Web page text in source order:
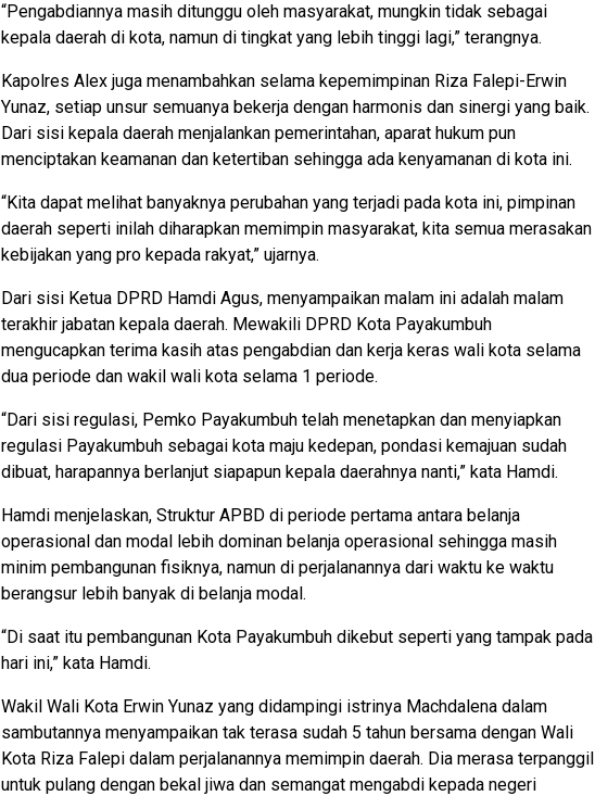
“Pengabdiannya masih ditunggu oleh masyarakat, mungkin tidak sebagai
kepala daerah di kota, namun di tingkat yang lebih tinggi lagi,” terangnya.
Kapolres Alex juga menambahkan selama kepemimpinan Riza Falepi-Erwin
Yunaz, setiap unsur semuanya bekerja dengan harmonis dan sinergi yang baik.
Dari sisi kepala daerah menjalankan pemerintahan, aparat hukum pun
menciptakan keamanan dan ketertiban sehingga ada kenyamanan di kota ini.
“Kita dapat melihat banyaknya perubahan yang terjadi pada kota ini, pimpinan
daerah seperti inilah diharapkan memimpin masyarakat, kita semua merasakan
kebijakan yang pro kepada rakyat,” ujarnya.
Dari sisi Ketua DPRD Hamdi Agus, menyampaikan malam ini adalah malam
terakhir jabatan kepala daerah. Mewakili DPRD Kota Payakumbuh
mengucapkan terima kasih atas pengabdian dan kerja keras wali kota selama
dua periode dan wakil wali kota selama 1 periode.
“Dari sisi regulasi, Pemko Payakumbuh telah menetapkan dan menyiapkan
regulasi Payakumbuh sebagai kota maju kedepan, pondasi kemajuan sudah
dibuat, harapannya berlanjut siapapun kepala daerahnya nanti,” kata Hamdi.
Hamdi menjelaskan, Struktur APBD di periode pertama antara belanja
operasional dan modal lebih dominan belanja operasional sehingga masih
minim pembangunan fisiknya, namun di perjalanannya dari waktu ke waktu
berangsur lebih banyak di belanja modal.
“Di saat itu pembangunan Kota Payakumbuh dikebut seperti yang tampak pada
hari ini,” kata Hamdi.
Wakil Wali Kota Erwin Yunaz yang didampingi istrinya Machdalena dalam
sambutannya menyampaikan tak terasa sudah 5 tahun bersama dengan Wali
Kota Riza Falepi dalam perjalanannya memimpin daerah. Dia merasa terpanggil
untuk pulang dengan bekal jiwa dan semangat mengabdi kepada negeri